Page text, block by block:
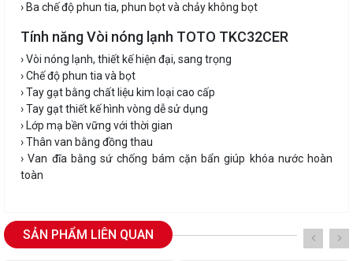
› Ba chế độ phun tia, phun bọt và chảy không bọt
Tính năng Vòi nóng lạnh TOTO TKC32CER
› Vòi nóng lạnh, thiết kế hiện đại, sang trọng
› Chế độ phun tia và bọt
› Tay gạt bằng chất liệu kim loại cao cấp
› Tay gạt thiết kế hình vòng dễ sử dụng
› Lớp mạ bền vững với thời gian
› Thân van bằng đồng thau
› Van đĩa bằng sứ chống bám cặn bẩn giúp khóa nước hoàn
toàn
SẢN PHẨM LIÊN QUAN